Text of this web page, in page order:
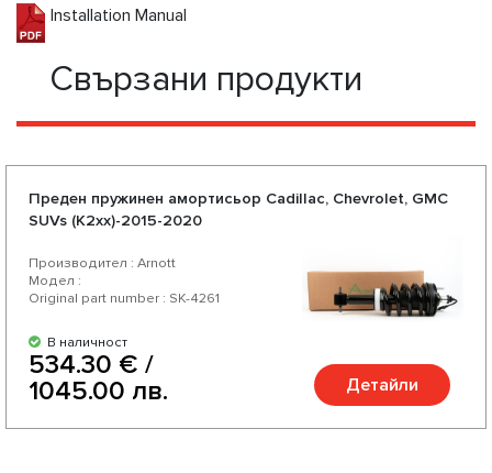
Installation Manual
Свързани продукти
Преден пружинен амортисьор Cadillac, Chevrolet, GMC
SUVs (K2xx)-2015-2020
Производител : Arnott
Модел :
Original part number : SK-4261
В наличност
534.30 € /
1045.00 лв.
Детайли